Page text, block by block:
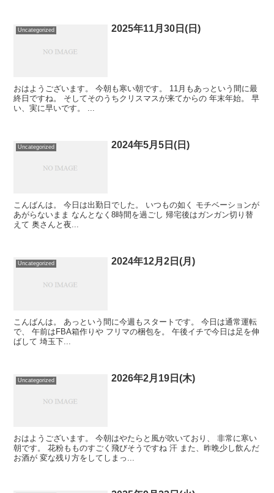
Uncategorized 2025年11月30日(日)
おはようございます。 今朝も寒い朝です。 11月もあっという間に最
終日ですね。 そしてそのうちクリスマスが来てからの 年末年始。 早
い、実に早いです。 ...
Uncategorized 2024年5月5日(日)
こんばんは。 今日は出勤日でした。 いつもの如く モチベーションが
あがらないまま なんとなく8時間を過ごし 帰宅後はガンガン切り替
えて 奥さんと夜...
Uncategorized 2024年12月2日(月)
こんばんは。 あっという間に今週もスタートです。 今日は通常運転
で、 午前はFBA箱作りや フリマの梱包を。 午後イチで今日は足を伸
ばして 埼玉下...
Uncategorized 2026年2月19日(木)
おはようございます。 今朝はやたらと風が吹いており、 非常に寒い
朝です。 花粉もものすごく飛びそうですね 汗 また、昨晩少し飲んだ
お酒が 変な残り方をしてしまっ...